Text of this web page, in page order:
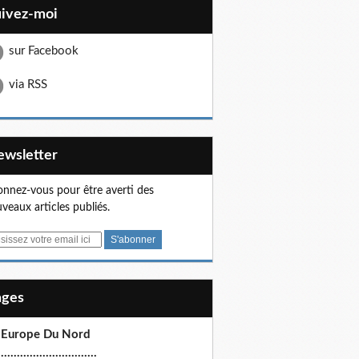
moi
sur Facebook
via RSS
vous pour être averti des
articles publiés.
Du Nord